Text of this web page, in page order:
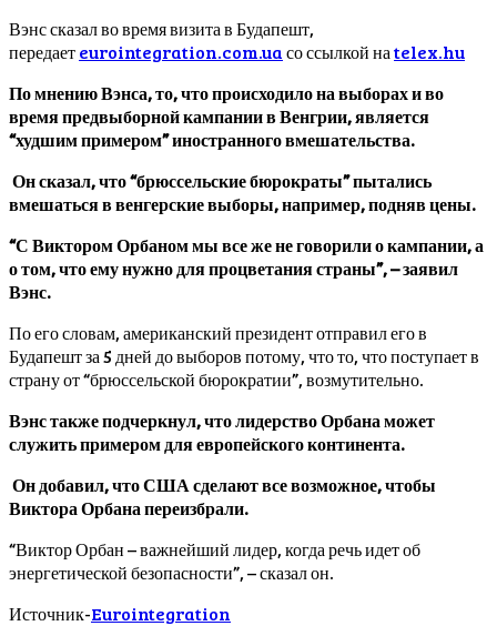
Вэнс сказал во время визита в Будапешт,
передаетeurointegration.com.uaсо ссылкой наtelex.hu
По мнению Вэнса, то, что происходило на выборах и во
время предвыборной кампании в Венгрии, является
“худшим примером” иностранного вмешательства.
Он сказал, что “брюссельские бюрократы” пытались
вмешаться в венгерские выборы, например, подняв цены.
“С Виктором Орбаном мы все же не говорили о кампании, а
о том, что ему нужно для процветания страны”, – заявил
Вэнс.
По его словам, американский президент отправил его в
Будапешт за 5 дней до выборов потому, что то, что поступает в
страну от “брюссельской бюрократии”, возмутительно.
Вэнс также подчеркнул, что лидерство Орбана может
служить примером для европейского континента.
Он добавил, что США сделают все возможное, чтобы
Виктора Орбана переизбрали.
“Виктор Орбан – важнейший лидер, когда речь идет об
энергетической безопасности”, – сказал он.
Источник-Eurointegration